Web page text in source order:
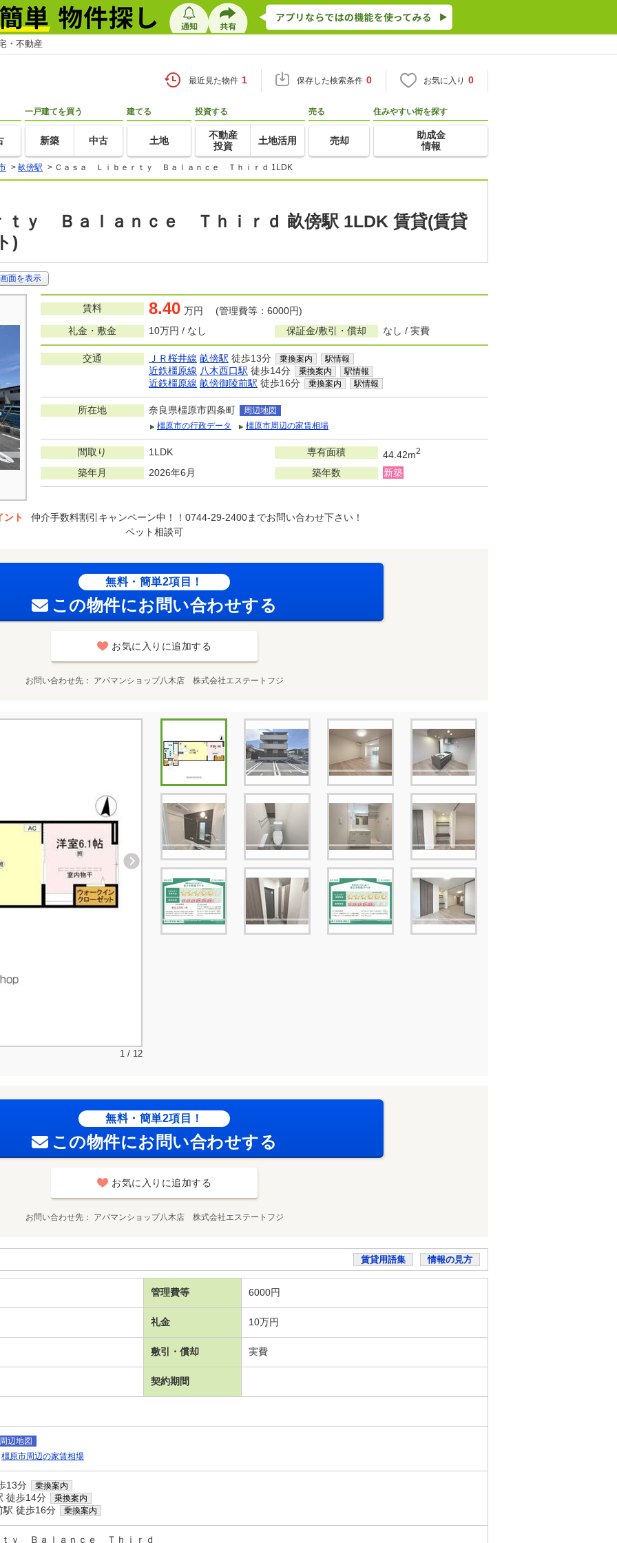
・不動産
最近見た物件 1 保存した検索条件 0 お気に入り 0
一戸建てを買う
新築 中古
建てる
土地
投資する
不動産
投資
土地活用
売る
売却
住みやすい街を探す
助成金
情報
> 畝傍駅 > Ｃａｓａ Ｌｉｂｅｒｔｙ Ｂａｌａｎｃｅ Ｔｈｉｒｄ 1LDK
ｙ Ｂａｌａｎｃｅ Ｔｈｉｒｄ 畝傍駅 1LDK 賃貸(賃貸
)
面を表示
賃料 8.40 万円 (管理費等：6000円)
礼金・敷金
10万円 / なし 保証金/敷引・償却 なし / 実費
交通 ＪＲ桜井線 畝傍駅 徒歩13分 乗換案内 駅情報
近鉄橿原線 八木西口駅 徒歩14分 乗換案内 駅情報
近鉄橿原線 畝傍御陵前駅 徒歩16分 乗換案内 駅情報
所在地 奈良県橿原市四条町
周辺地図
橿原市の行政データ
橿原市周辺の家賃相場
間取り 1LDK 専有面積 44.42m2
築年月 2026年6月 築年数 新築
ント
仲介手数料割引キャンペーン中！！0744-29-2400までお問い合わせ下さい！
ペット相談可
無料・簡単2項目！
この物件にお問い合わせする
お気に入りに追加する
お問い合わせ先 アパマンショップ八木店 株式会社エステートフジ
1 / 12
無料・簡単2項目！
この物件にお問い合わせする
お気に入りに追加する
お問い合わせ先 アパマンショップ八木店 株式会社エステートフジ
賃貸用語集 情報の見方
管理費等 6000円
礼金 10万円
敷引・償却 実費
契約期間
周辺地図
橿原市周辺の家賃相場
13分 乗換案内
徒歩14分 乗換案内
駅 徒歩16分 乗換案内
ｙ Ｂａｌａｎｃｅ Ｔｈｉｒｄ